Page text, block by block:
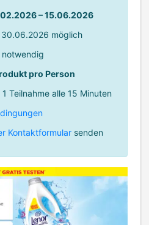
– 15.06.2026
möglich
notwendig
pro Person
Teilnahme alle 15 Minuten
Kontaktformular senden